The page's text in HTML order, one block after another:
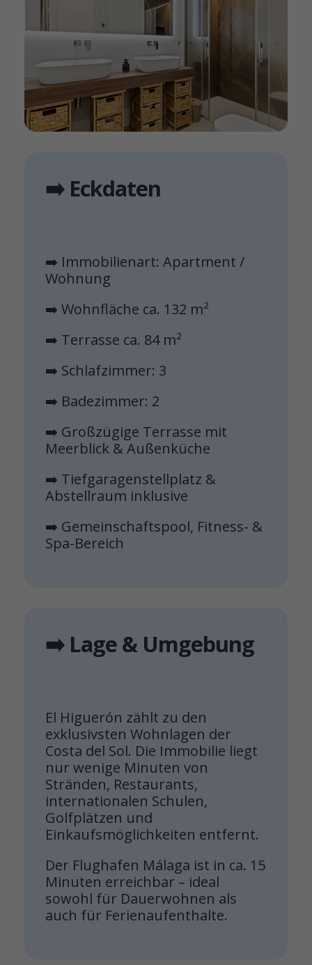
➡️ Eckdaten
➡️ Immobilienart: Apartment /
Wohnung
➡️ Wohnfläche ca. 132 m²
➡️ Terrasse ca. 84 m²
➡️ Schlafzimmer: 3
➡️ Badezimmer: 2
➡️ Großzügige Terrasse mit
Meerblick & Außenküche
➡️ Tiefgaragenstellplatz &
Abstellraum inklusive
➡️ Gemeinschaftspool, Fitness- &
Spa-Bereich
➡️ Lage & Umgebung
El Higuerón zählt zu den
exklusivsten Wohnlagen der
Costa del Sol. Die Immobilie liegt
nur wenige Minuten von
Stränden, Restaurants,
internationalen Schulen,
Golfplätzen und
Einkaufsmöglichkeiten entfernt.
Der Flughafen Málaga ist in ca. 15
Minuten erreichbar – ideal
sowohl für Dauerwohnen als
auch für Ferienaufenthalte.